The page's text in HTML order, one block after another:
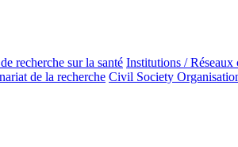
recherche sur la santé Institutions / Réseaux
de la recherche Civil Society